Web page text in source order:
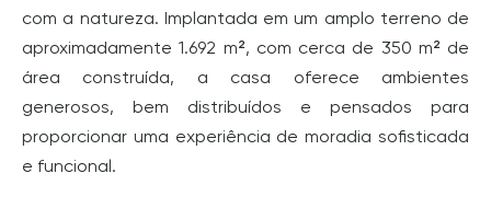
com a natureza. Implantada em um amplo terreno de
aproximadamente 1.692 m², com cerca de 350 m² de
área construída, a casa oferece ambientes
generosos, bem distribuídos e pensados para
proporcionar uma experiência de moradia sofisticada
e funcional.